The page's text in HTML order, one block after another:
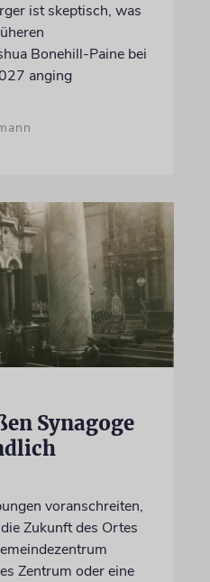
ist skeptisch, was
Bonehill-Paine bei
anging
Synagoge
voranschreiten,
Zukunft des Ortes
Zentrum oder eine